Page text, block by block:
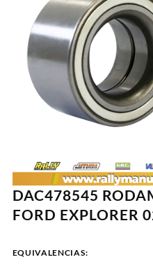
DAC478545
FORD EXPLORER
EQUIVALENCIAS: